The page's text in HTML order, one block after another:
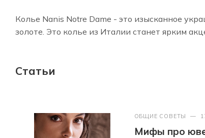
Колье Nanis Notre Dame - это изысканное
золоте. Это колье из Италии станет ярким
Статьи
ОБЩИЕ СОВЕТЫ —
Мифы про